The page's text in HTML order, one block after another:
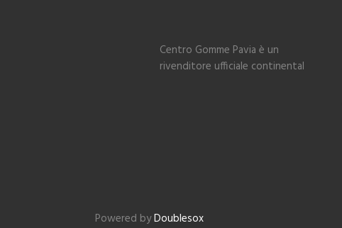
Centro Gomme Pavia è un
rivenditore ufficiale continental
Powered byDoublesox